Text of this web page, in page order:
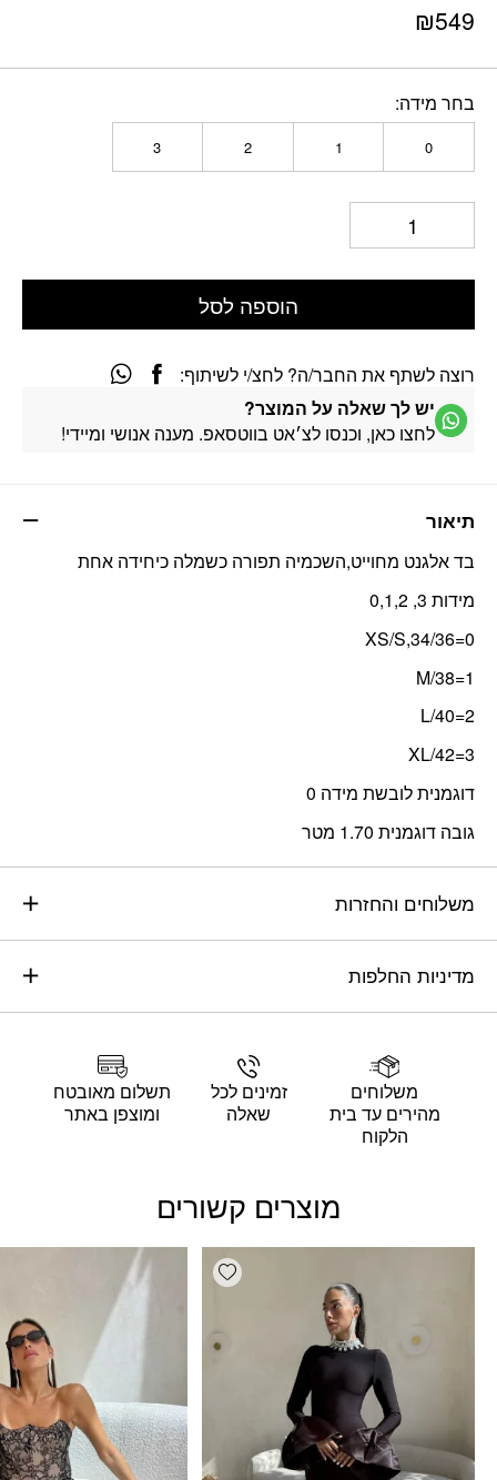
₪549
בחר מידה
0
1
2
3
הוספה לסל
רוצה לשתף את החבר/ה? לחצ/י לשיתוף:
יש לך שאלה על המוצר?
לחצו כאן, וכנסו לצ׳אט בווטסאפ. מענה אנושי ומיידי!
תיאור
בד אלגנט מחוייט,השכמיה תפורה כשמלה כיחידה אחת
מידות 3, 0,1,2
0=XS/S,34/36
1=M/38
2=L/40
3=XL/42
דוגמנית לובשת מידה 0
גובה דוגמנית 1.70 מטר
משלוחים והחזרות
מדיניות החלפות
משלוחים
מהירים עד בית
הלקוח
זמינים לכל
שאלה
תשלום מאובטח
ומוצפן באתר
מוצרים קשורים
Add wishlist